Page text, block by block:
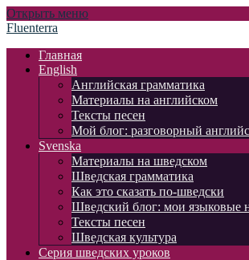
Открыть меню
Fluenterra
Главная
English
Английская грамматика
Материалы на английском
Тексты песен
Мой блог: разговорный
Svenska
Материалы на шведском
Шведская грамматика
Как это сказать по-шведски
Шведский блог: мои языковые
Тексты песен
Шведская культура
Серия шведских уроков